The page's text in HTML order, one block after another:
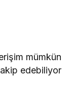
mümkün
edebiliyor